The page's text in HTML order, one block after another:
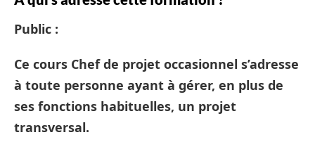
Public :
Ce cours Chef de projet occasionnel s’adresse
à toute personne ayant à gérer, en plus de
ses fonctions habituelles, un projet
transversal.